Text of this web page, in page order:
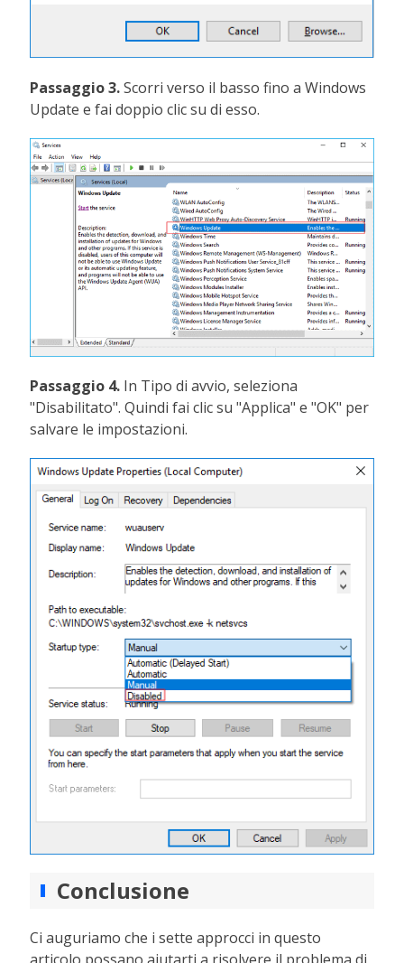
Passaggio 3.Scorri verso il basso fino a Windows
Update e fai doppio clic su di esso.
Passaggio 4. In Tipo di avvio, seleziona
"Disabilitato". Quindi fai clic su "Applica" e "OK" per
salvare le impostazioni.
Conclusione
Ci auguriamo che i sette approcci in questo